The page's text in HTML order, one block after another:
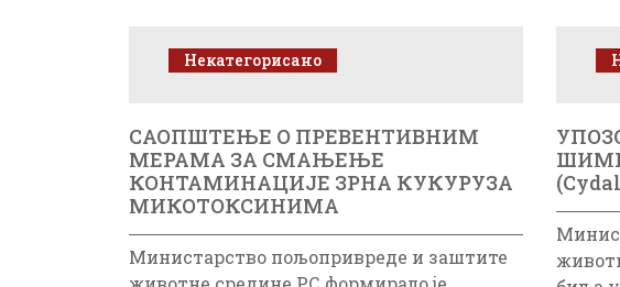
Некатегорисано
САОПШТЕЊЕ О ПРЕВЕНТИВНИМ
МЕРАМА ЗА СМАЊЕЊЕ
КОНТАМИНАЦИЈЕ ЗРНА КУКУРУЗА
МИКОТОКСИНИМА
Министарство пољопривреде и заштите